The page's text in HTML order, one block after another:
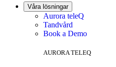
Våra lösningar
Aurora teleQ
Tandvård
Book a Demo
AURORA TELEQ